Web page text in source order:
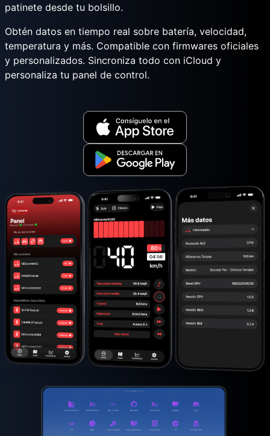
patinete desde tu bolsillo.
Obtén datos en tiempo real sobre batería, velocidad,
temperatura y más. Compatible con firmwares oficiales
y personalizados. Sincroniza todo con iCloud y
personaliza tu panel de control.